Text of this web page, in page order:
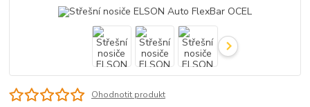
Ohodnotit produkt